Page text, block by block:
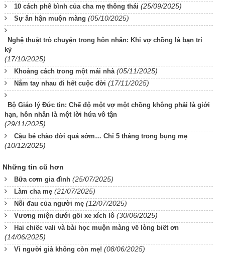
10 cách phê bình của cha mẹ thông thái (25/09/2025)
Sự ân hận muộn màng (05/10/2025)
Nghệ thuật trò chuyện trong hôn nhân: Khi vợ chồng là bạn tri
kỷ
(17/10/2025)
Khoảng cách trong một mái nhà (05/11/2025)
Nắm tay nhau đi hết cuộc đời (17/11/2025)
Bộ Giáo lý Đức tin: Chế độ một vợ một chồng không phải là giới
hạn, hôn nhân là một lời hứa vô tận
(29/11/2025)
Cậu bé chào đời quá sớm… Chỉ 5 tháng trong bụng mẹ
(10/12/2025)
Những tin cũ hơn
Bữa cơm gia đình (25/07/2025)
Làm cha mẹ (21/07/2025)
Nỗi đau của người mẹ (12/07/2025)
Vương miện dưới gối xe xích lô (30/06/2025)
Hai chiếc vali và bài học muộn màng về lòng biết ơn
(14/06/2025)
Vì người già không còn mẹ! (08/06/2025)